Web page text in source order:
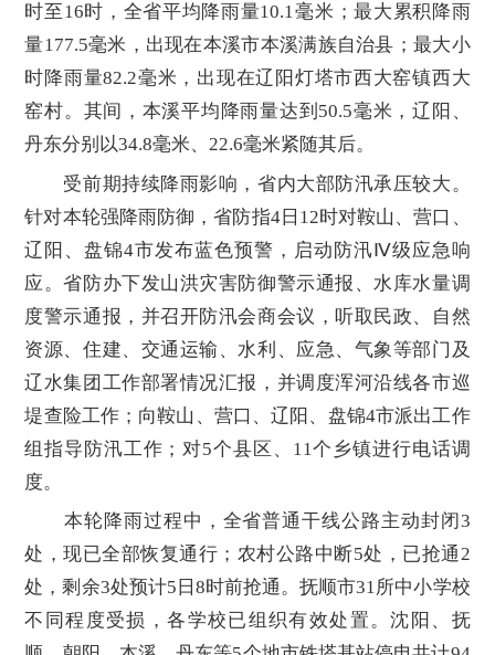
时至16时，全省平均降雨量10.1毫米；最大累积降雨
量177.5毫米，出现在本溪市本溪满族自治县；最大小
时降雨量82.2毫米，出现在辽阳灯塔市西大窑镇西大
窑村。其间，本溪平均降雨量达到50.5毫米，辽阳、
丹东分别以34.8毫米、22.6毫米紧随其后。
受前期持续降雨影响，省内大部防汛承压较大。
针对本轮强降雨防御，省防指4日12时对鞍山、营口、
辽阳、盘锦4市发布蓝色预警，启动防汛Ⅳ级应急响
应。省防办下发山洪灾害防御警示通报、水库水量调
度警示通报，并召开防汛会商会议，听取民政、自然
资源、住建、交通运输、水利、应急、气象等部门及
辽水集团工作部署情况汇报，并调度浑河沿线各市巡
堤查险工作；向鞍山、营口、辽阳、盘锦4市派出工作
组指导防汛工作；对5个县区、11个乡镇进行电话调
度。
本轮降雨过程中，全省普通干线公路主动封闭3
处，现已全部恢复通行；农村公路中断5处，已抢通2
处，剩余3处预计5日8时前抢通。抚顺市31所中小学校
不同程度受损，各学校已组织有效处置。沈阳、抚